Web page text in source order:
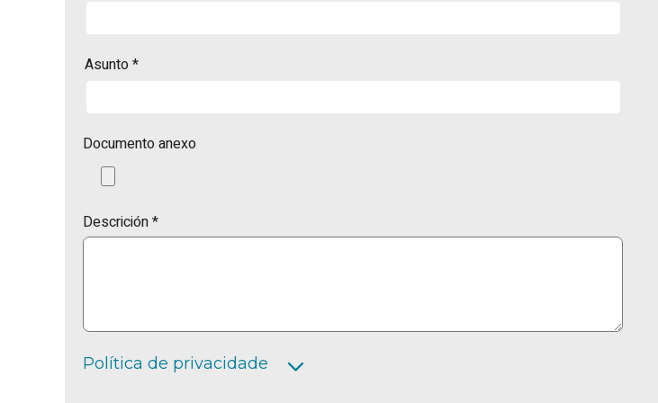
Asunto*
Documento anexo
Descrición *
Política de privacidade